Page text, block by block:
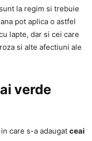
la regim si trebuie
pot aplica o astfel
lapte, dar si cei care
si alte afectiuni ale
verde
care s-a adaugat ceai